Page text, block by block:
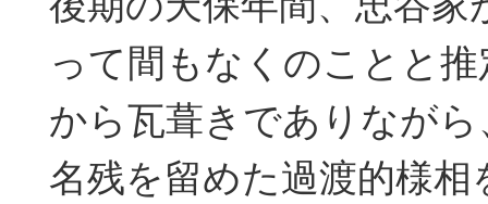
って間もなくのことと
から瓦葺きでありなが
名残を留めた過渡的様相